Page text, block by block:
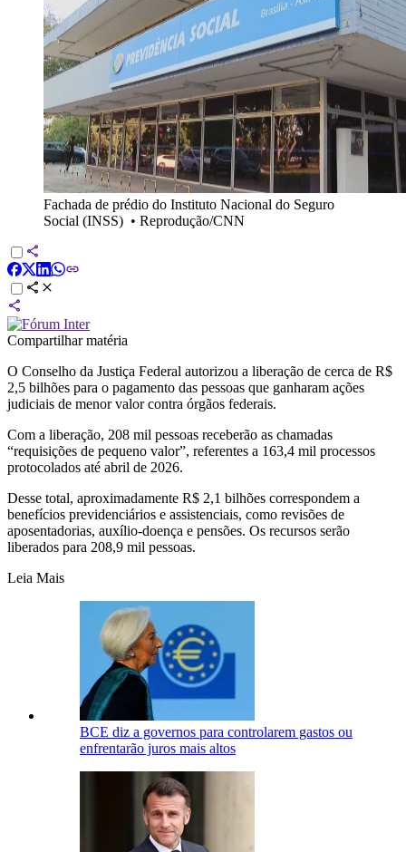
Fachada de prédio do Instituto Nacional do Seguro
Social (INSS) • Reprodução/CNN
Compartilhar matéria
O Conselho da Justiça Federal autorizou a liberação de cerca de R$
2,5 bilhões para o pagamento das pessoas que ganharam ações
judiciais de menor valor contra órgãos federais.
Com a liberação, 208 mil pessoas receberão as chamadas
“requisições de pequeno valor”, referentes a 163,4 mil processos
protocolados até abril de 2026.
Desse total, aproximadamente R$ 2,1 bilhões correspondem a
benefícios previdenciários e assistenciais, como revisões de
aposentadorias, auxílio-doença e pensões. Os recursos serão
liberados para 208,9 mil pessoas.
Leia Mais
BCE diz a governos para controlarem gastos ou
enfrentarão juros mais altos